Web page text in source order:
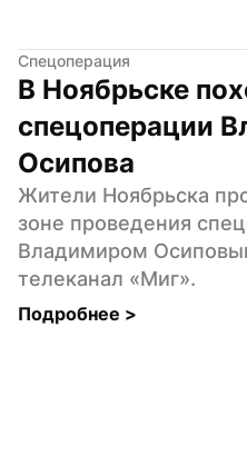
Спецоперация
В Ноябрьске
спецоперации
Осипова
Жители Ноябрьска
зоне проведения
Владимиром
телеканал «Миг».
Подробнее >